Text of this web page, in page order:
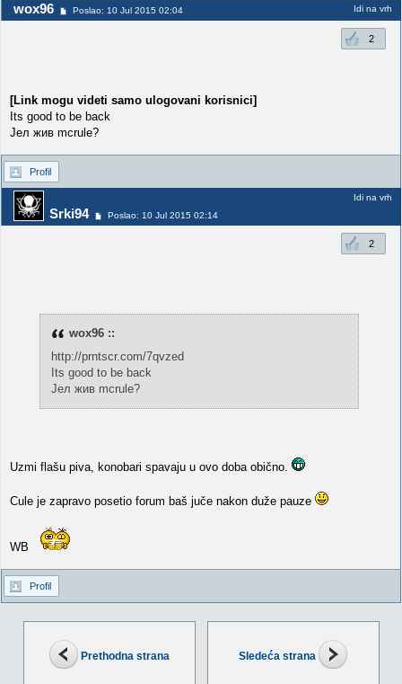
Prethodna strana Sledeća strana
wox96 Poslao: 10 Jul 2015 02:04 Idi na vrh
2
[Link mogu videti samo ulogovani korisnici]
Its good to be back
Јел жив mcrule?
Profil
Srki94 Poslao: 10 Jul 2015 02:14
Idi na vrh
2
wox96 ::
http://prntscr.com/7qvzed
Its good to be back
Јел жив mcrule?
Uzmi flašu piva, konobari spavaju u ovo doba obično.
Cule je zapravo posetio forum baš juče nakon duže pauze
WB
Profil